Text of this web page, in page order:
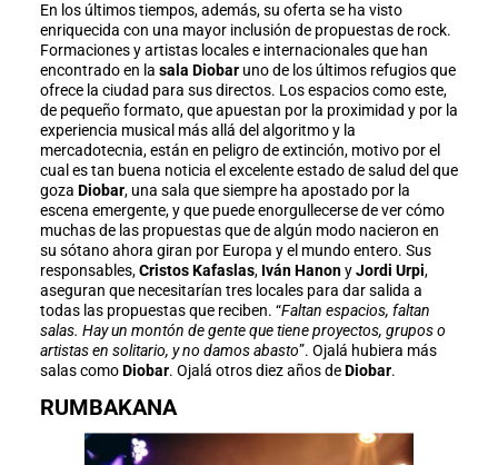
En los últimos tiempos, además, su oferta se ha visto
enriquecida con una mayor inclusión de propuestas de rock.
Formaciones y artistas locales e internacionales que han
encontrado en la sala Diobaruno de los últimos refugios que
ofrece la ciudad para sus directos. Los espacios como este,
de pequeño formato, que apuestan por la proximidad y por la
experiencia musical más allá del algoritmo y la
mercadotecnia, están en peligro de extinción, motivo por el
cual es tan buena noticia el excelente estado de salud del que
goza Diobar, una sala que siempre ha apostado por la
escena emergente, y que puede enorgullecerse de ver cómo
muchas de las propuestas que de algún modo nacieron en
su sótano ahora giran por Europa y el mundo entero. Sus
responsables,Cristos Kafaslas, Iván HanonyJordi Urpi,
aseguran que necesitarían tres locales para dar salida a
todas las propuestas que reciben. “Faltan espacios, faltan
salas. Hay un montón de gente que tiene proyectos, grupos o
artistas en solitario, y no damos abasto”. Ojalá hubiera más
salas como Diobar. Ojalá otros diez años de Diobar.
RUMBAKANA